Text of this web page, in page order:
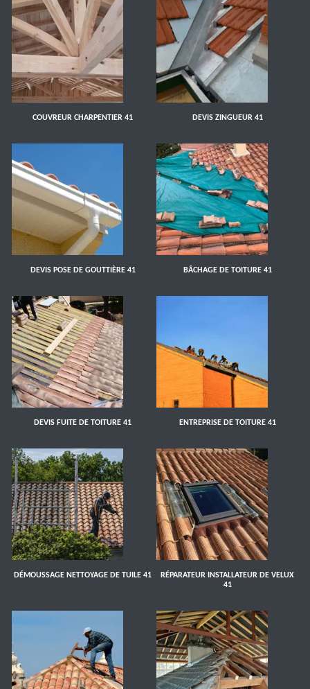
COUVREUR CHARPENTIER 41 DEVIS ZINGUEUR 41
DEVIS POSE DE GOUTTIÈRE 41 BÂCHAGE DE TOITURE 41
DEVIS FUITE DE TOITURE 41 ENTREPRISE DE TOITURE 41
DÉMOUSSAGE NETTOYAGE DE TUILE 41
RÉPARATEUR INSTALLATEUR DE VELUX
41